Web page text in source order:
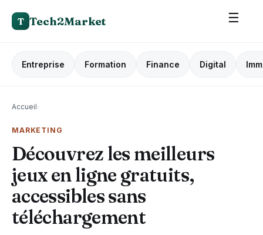
T Tech2Market ☰
Entreprise Formation Finance Digital
Accueil›
MARKETING
Découvrez les meilleurs
jeux en ligne gratuits,
accessibles sans
téléchargement